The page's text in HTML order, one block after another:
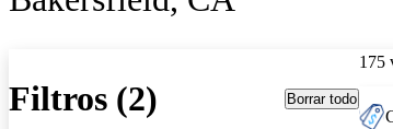
Filtros (2) Borrar todo
175